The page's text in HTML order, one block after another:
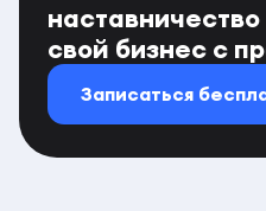
свой бизнес с
Записаться